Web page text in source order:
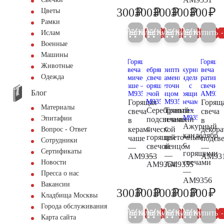
Цветы
Рамки
Ислам
Военные
Машины
Животные
Одежда
Блог
Материалы
Эпитафии
Вопрос - Ответ
Сотрудники
Сертификаты
Новости
Пресса о нас
Вакансии
Кладбища Москвы
Города обслуживания
Карта сайта
300
300₽
Купить 5%
300
300₽
Купить 5%
300
300₽
Купить 5%
300
300₽
Купить 5%
300₽
Купить
Горящая
свеча
в
керамической
чаше
—
AM9353
300
300₽
Купить 5%
Серебряный
подсвечник
с
горящей
свечой
—
AM9354
300
300₽
Купить 5%
Триптих
пламени
с
цветочным
венцом
—
AM9355
300
300₽
Купить 5%
Ажурный
канделябр
с
горящими
свечами
—
AM9356
300
300₽
Купить 5%
свеча
в
—
300₽
Купить